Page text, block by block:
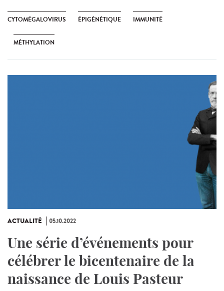
CYTOMÉGALOVIRUS ÉPIGÉNÉTIQUE IMMUNITÉ
MÉTHYLATION
ACTUALITÉ 05.10.2022
Une série d’événements pour
célébrer le bicentenaire de la
naissance de Louis Pasteur